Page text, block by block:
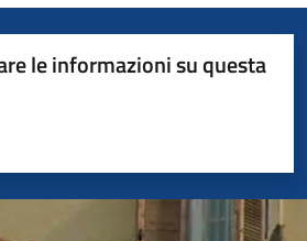
le informazioni su questa
5 stelle su 5
su 5
su 5
5